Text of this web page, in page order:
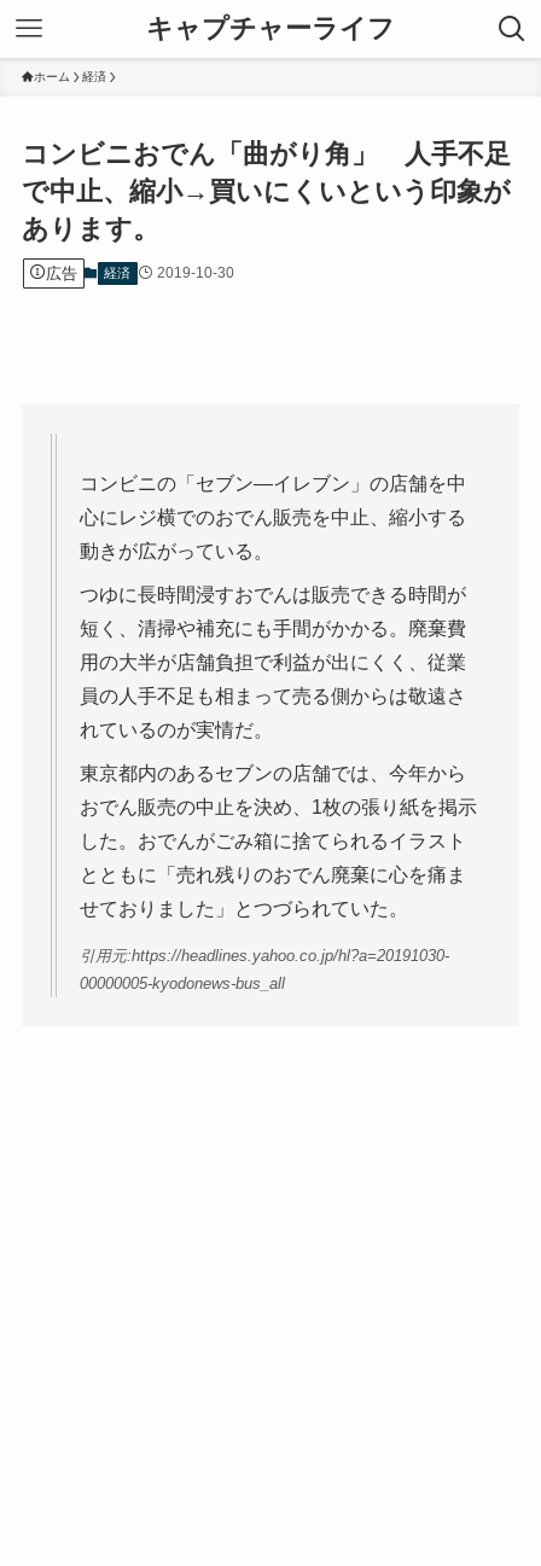
キャプチャーライフ
ホーム 経済
コンビニおでん「曲がり角」 人手不足
で中止、縮小→買いにくいという印象が
あります。
広告 経済 2019-10-30
コンビニの「セブン―イレブン」の店舗を中
心にレジ横でのおでん販売を中止、縮小する
動きが広がっている。
つゆに長時間浸すおでんは販売できる時間が
短く、清掃や補充にも手間がかかる。廃棄費
用の大半が店舗負担で利益が出にくく、従業
員の人手不足も相まって売る側からは敬遠さ
れているのが実情だ。
東京都内のあるセブンの店舗では、今年から
おでん販売の中止を決め、1枚の張り紙を掲示
した。おでんがごみ箱に捨てられるイラスト
とともに「売れ残りのおでん廃棄に心を痛ま
せておりました」とつづられていた。
引用元:https://headlines.yahoo.co.jp/hl?a=20191030-
00000005-kyodonews-bus_all